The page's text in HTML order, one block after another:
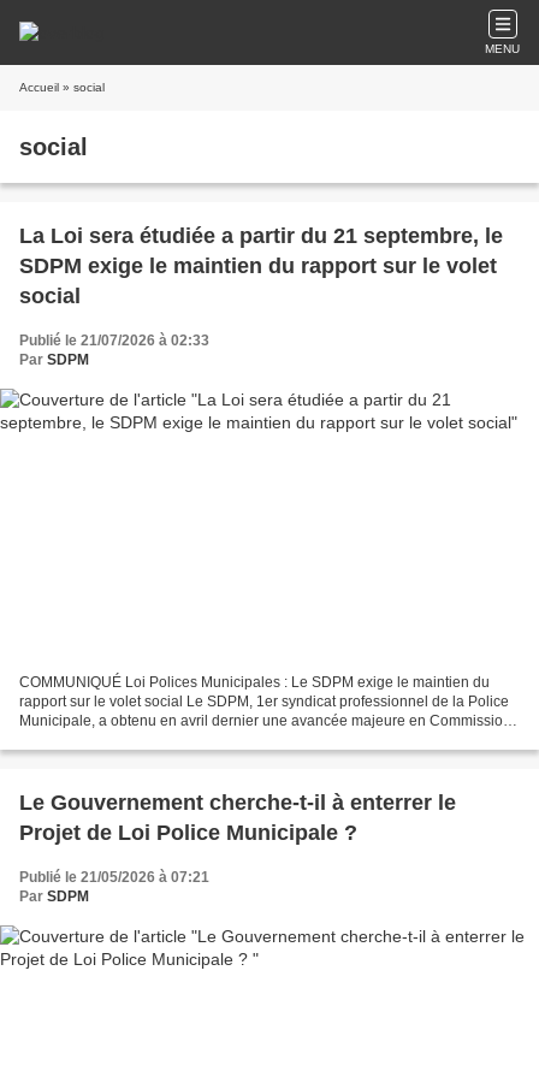
MENU
Accueil » social
social
La Loi sera étudiée a partir du 21 septembre, le
SDPM exige le maintien du rapport sur le volet
social
Publié le 21/07/2026 à 02:33
Par SDPM
COMMUNIQUÉ Loi Polices Municipales : Le SDPM exige le maintien du
rapport sur le volet social Le SDPM, 1er syndicat professionnel de la Police
Municipale, a obtenu en avril dernier une avancée majeure en Commission
Le Gouvernement cherche-t-il à enterrer le
Projet de Loi Police Municipale ?
Publié le 21/05/2026 à 07:21
Par SDPM